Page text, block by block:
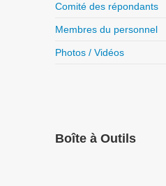
Comité des répondants
Membres du personnel
Photos / Vidéos
Boîte à Outils